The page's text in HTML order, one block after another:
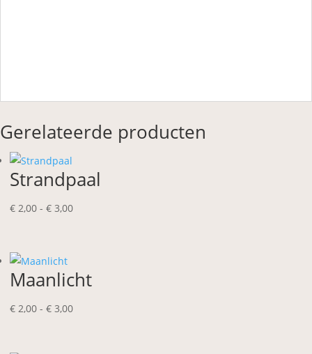
Gerelateerde producten
Strandpaal
€ 2,00 - € 3,00Prijsklasse:
Maanlicht
€ 2,00 - € 3,00Prijsklasse: